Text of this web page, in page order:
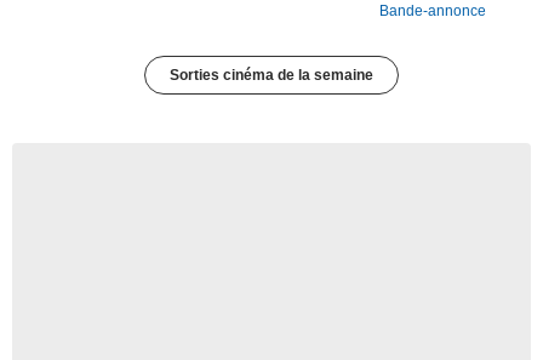
Bande-annonce
Sorties cinéma de la semaine